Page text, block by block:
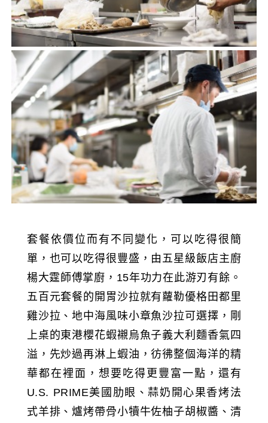
套餐依價位而有不同變化，可以吃得很簡
單，也可以吃得很豐盛，由五星級飯店主廚
楊大霆師傅掌廚，15年功力在此游刃有餘。
五百元套餐的開胃沙拉就有蘿勒優格田都里
雞沙拉、地中海風味小章魚沙拉可選擇，剛
上桌的東港櫻花蝦襯烏魚子義大利麵香氣四
溢，先炒過再淋上蝦油，彷彿整個海洋的精
華都在裡面，想要吃得更豐富一點，還有
U.S. PRIME美國肋眼、蒜奶開心果香烤法
式羊排、爐烤帶骨小犢牛佐柚子胡椒醬、清